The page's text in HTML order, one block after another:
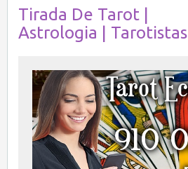
Tirada De Tarot |
Astrologia | Tarotistas